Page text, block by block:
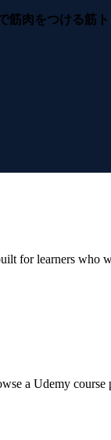
筋肉をつける筋
for learners who
a Udemy course